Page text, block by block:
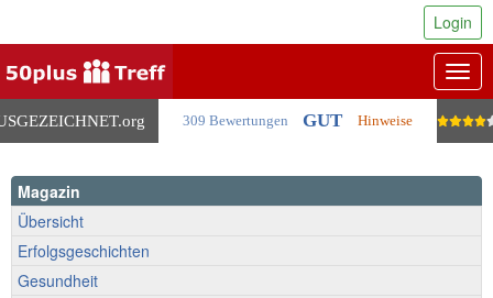
.org 309 Bewertungen GUT Hinweise
Login
Magazin
Übersicht
Erfolgsgeschichten
Gesundheit